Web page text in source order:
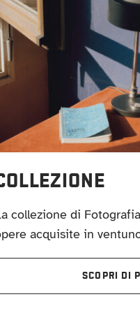
collezione di
acquisite in
SCOPRI DI